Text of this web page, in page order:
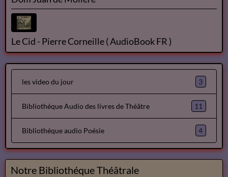
Le Cid - Pierre Corneille ( AudioBook FR )
les video du jour 3
Bibliothéque Audio des livres de Théâtre 11
Bibliothéque audio Poésie 4
Notre Bibliothéque Théâtrale